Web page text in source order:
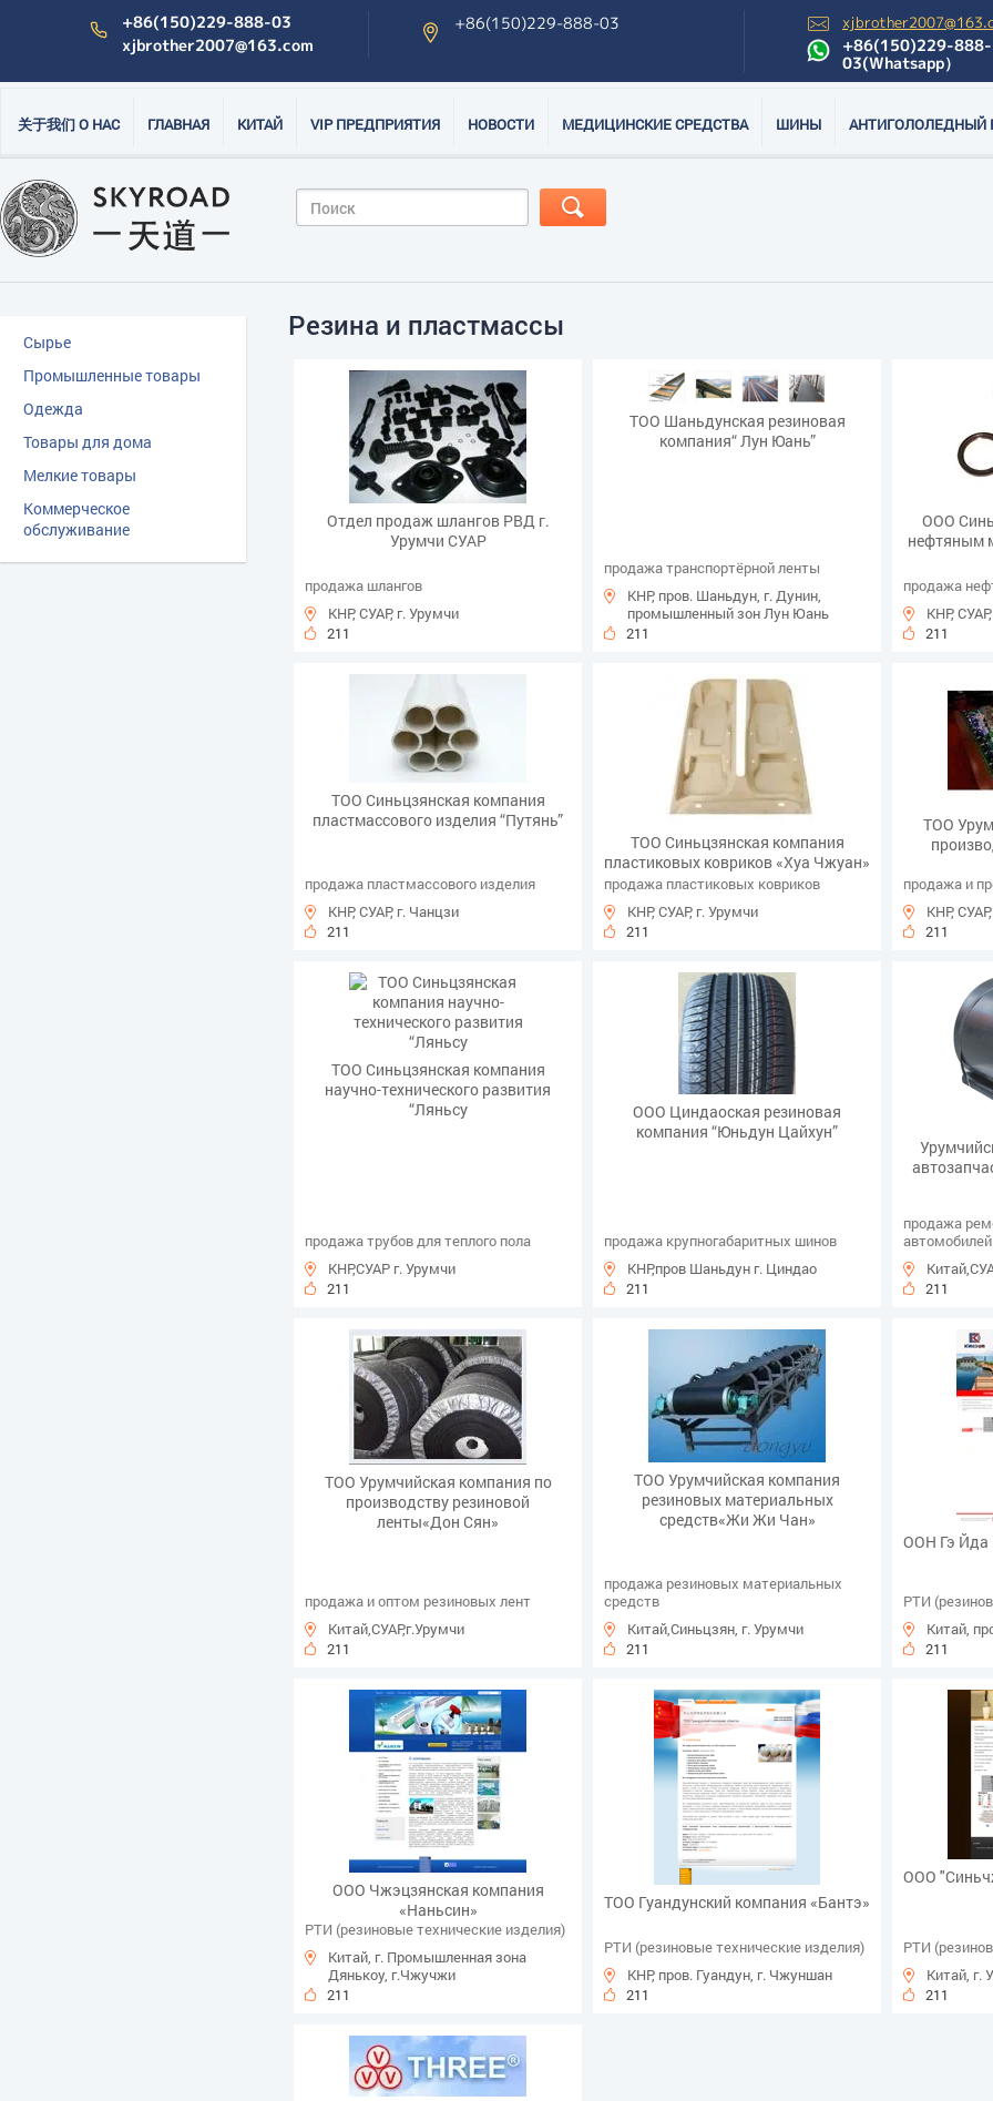
+86(150)229-888-03
xjbrother2007@163.com
+86(150)229-888-03
+86(150)229-888-
03(Whatsapp）
关于我们 О НАС ГЛАВНАЯ КИТАЙ VIP ПРЕДПРИЯТИЯ НОВОСТИ МЕДИЦИНСКИЕ СРЕДСТВА ШИНЫ АНТИГОЛОЛЕДНЫЙ
Сырье
Промышленные товары
Одежда
Товары для дома
Мелкие товары
Коммерческое
обслуживание
Резина и пластмассы
Отдел продаж шлангов РВД г.
Урумчи СУАР
продажа шлангов
КНР, СУАР, г. Урумчи
211
ТОО Шаньдунская резиновая
компания“ Лун Юань”
продажа транспортёрной ленты
КНР, пров. Шаньдун, г. Дунин,
промышленный зон Лун Юань
211
ООО
нефтяным
продажа
КНР,
211
ТОО Синьцзянская компания
пластмассового изделия “Путянь”
продажа пластмассового изделия
КНР, СУАР, г. Чанцзи
211
ТОО Синьцзянская компания
пластиковых ковриков «Хуа Чжуан»
продажа пластиковых ковриков
КНР, СУАР, г. Урумчи
211
ТОО
продажа и
КНР,
211
ТОО Синьцзянская компания
научно-технического развития
“Ляньсу
продажа трубов для теплого пола
КНР,СУАР г. Урумчи
211
ООО Циндаоская резиновая
компания “Юньдун Цайхун”
продажа крупногабаритных шинов
КНР,пров Шаньдун г. Циндао
211
продажа
автомобилей
211
ТОО Урумчийская компания по
производству резиновой
ленты«Дон Сян»
продажа и оптом резиновых лент
Китай,СУАР,г.Урумчи
211
ТОО Урумчийская компания
резиновых материальных
средств«Жи Жи Чан»
продажа резиновых материальных
средств
Китай,Синьцзян, г. Урумчи
211
ООН Гэ Йда
РТИ
Китай,
211
ООО Чжэцзянская компания
«Наньсин»
РТИ (резиновые технические изделия)
Китай, г. Промышленная зона
Дянькоу, г.Чжучжи
211
ТОО Гуандунский компания «Бантэ»
РТИ (резиновые технические изделия)
КНР, пров. Гуандун, г. Чжуншан
211
ООО
РТИ
Китай, г.
211